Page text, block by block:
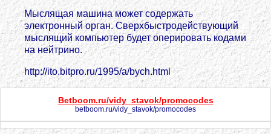
Мыслящая машина может содержать
электронный орган. Сверхбыстродействующий
мыслящий компьютер будет оперировать кодами
на нейтрино.
http://ito.bitpro.ru/1995/a/bych.html
Betboom.ru/vidy_stavok/promocodes
betboom.ru/vidy_stavok/promocodes